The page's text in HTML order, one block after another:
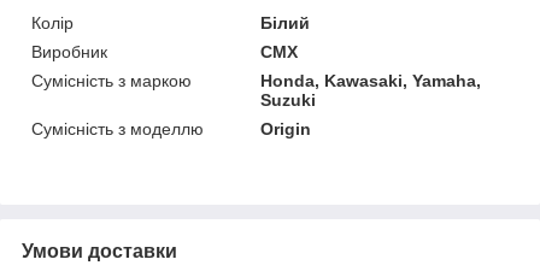
Колір
Білий
Виробник
CMX
Сумісність з маркою
Honda, Kawasaki, Yamaha,
Suzuki
Сумісність з моделлю
Origin
Умови доставки